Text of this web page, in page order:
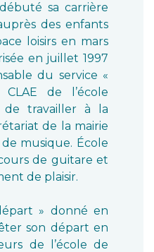
sa carrière
des enfants
loisirs en mars
en juillet 1997
du service «
de l’école
de travailler à la
de la mairie
musique. École
de guitare et
de plaisir.
» donné en
son départ en
de l’école de